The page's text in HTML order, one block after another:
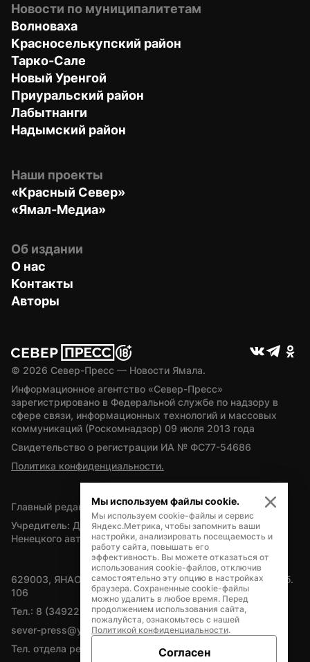
Новости по муниципалитетам
Волноваха
Красноселькупский район
Тарко-Сале
Новый Уренгой
Приуральский район
Лабытнанги
Надымский район
Наши проекты
«Красный Север»
«Ямал-Медиа»
Об издании
О нас
Контакты
Авторы
© 2026 Север-Пресс — Новости Ямала.
Информационное агентство «Север-Пресс»
зарегистрировано в Федеральной службе по надзору в
сфере связи, информационных технологий и массовых
коммуникаций (Роскомнадзор) 09 июля 2013 года
Свидетельство о регистрации ИА № ФС77-54686
Политика конфиденциальности.
Главный редактор — А.Л. Поздеев
Учредитель: Департамент внутренней политики Ямало-
Ненецкого автономного округа
629003, ЯНАО, Салехард, мкр. Богдана Кнунянца, д.1, каб.
106
Тел.: 8 (34922) 71262
sever-press@yamal-media.ru
Тел. отдела рекламы: 8 (34922) 42728
Мы используем файлы cookie.
Мы используем cookie-файлы и сервис
Яндекс.Метрика, чтобы запомнить ваши
настройки, анализировать посещаемость и
работу сайта, повышать его
эффективность. Вы можете отказаться от
использования cookie-файлов, отключив
самостоятельно эту опцию в настройках
браузера. Сохраненные cookie-файлы
можно удалить в любое время. Перед
продолжением использования сайта,
пожалуйста, ознакомьтесь с нашей
Политикой конфиденциальности.
Согласен